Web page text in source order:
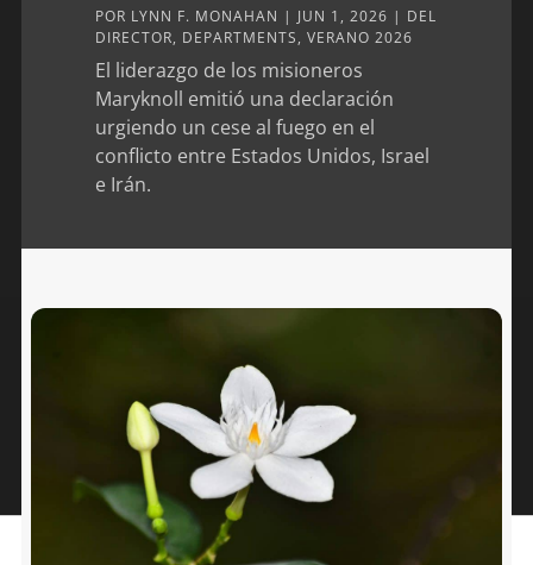
POR LYNN F. MONAHAN | JUN 1, 2026 | DEL
DIRECTOR, DEPARTMENTS, VERANO 2026
El liderazgo de los misioneros
Maryknoll emitió una declaración
urgiendo un cese al fuego en el
conflicto entre Estados Unidos, Israel
e Irán.